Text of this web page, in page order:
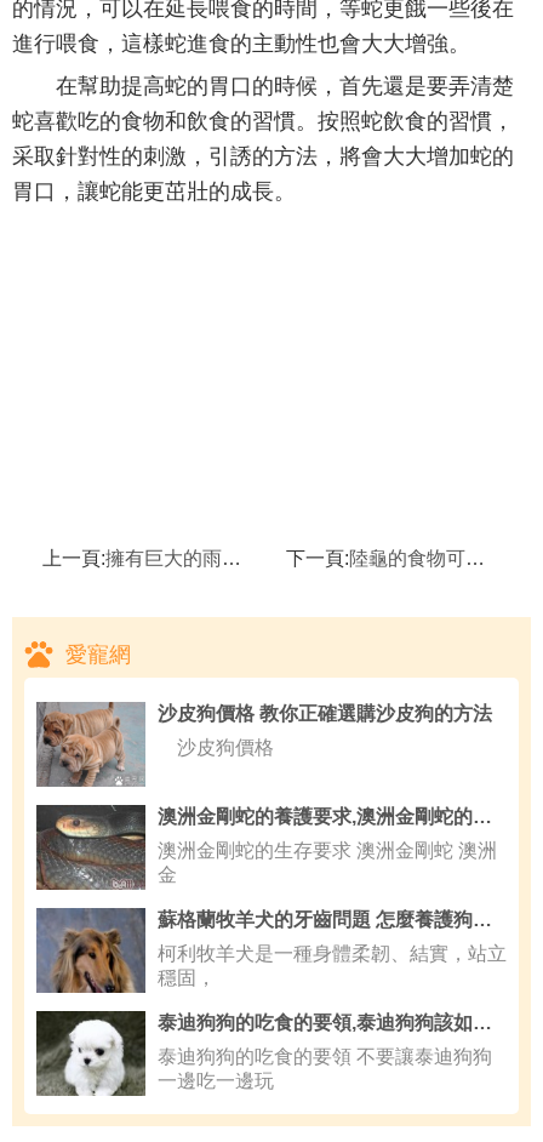
的情況，可以在延長喂食的時間，等蛇更餓一些後在
進行喂食，這樣蛇進食的主動性也會大大增強。
在幫助提高蛇的胃口的時候，首先還是要弄清楚
蛇喜歡吃的食物和飲食的習慣。按照蛇飲食的習慣，
采取針對性的刺激，引誘的方法，將會大大增加蛇的
胃口，讓蛇能更茁壯的成長。
上一頁:擁有巨大的雨傘形狀的頸部薄膜,飼養傘蜥前的思考 下一頁:陸龜的食物可以放在冰箱裡保存嗎,陸龜
愛寵網
沙皮狗價格 教你正確選購沙皮狗的方法
沙皮狗價格
澳洲金剛蛇的養護要求,澳洲金剛蛇的攝食要求
澳洲金剛蛇的生存要求 澳洲金剛蛇 澳洲
金
蘇格蘭牧羊犬的牙齒問題 怎麼養護狗狗牙齒
柯利牧羊犬是一種身體柔韌、結實，站立
穩固，
泰迪狗狗的吃食的要領,泰迪狗狗該如何取名才好聽
泰迪狗狗的吃食的要領 不要讓泰迪狗狗
一邊吃一邊玩